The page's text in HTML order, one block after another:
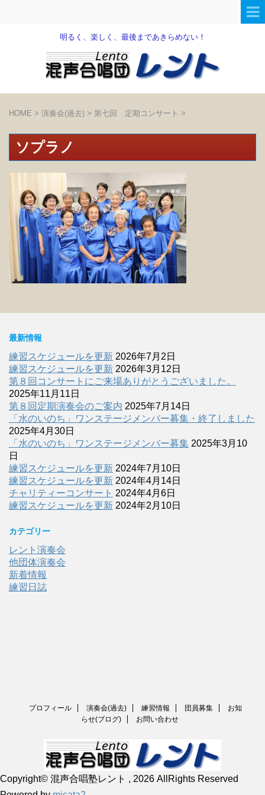
明るく、楽しく、最後まであきらめない！
HOME > 演奏会(過去) > 第七回 定期コンサート >
ソプラノ
最新情報
練習スケジュールを更新 2026年7月2日
練習スケジュールを更新 2026年3月12日
第８回コンサートにご来場ありがとうございました。
2025年11月11日
第８回定期演奏会のご案内 2025年7月14日
「水のいのち」ワンステージメンバー募集・終了しました
2025年4月30日
「水のいのち」ワンステージメンバー募集 2025年3月10
日
練習スケジュールを更新 2024年7月10日
練習スケジュールを更新 2024年4月14日
チャリティーコンサート 2024年4月6日
練習スケジュールを更新 2024年2月10日
カテゴリー
レント演奏会
他団体演奏会
新着情報
練習日誌
プロフィール 演奏会(過去) 練習情報 団員募集
お知
らせ(ブログ)
お問い合わせ
明るく、楽しく、最後まであきらめない！
Copyright© 混声合唱塾レント , 2026 AllRights Reserved